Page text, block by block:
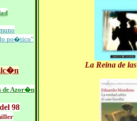
po�tico"
de Azor�n
98
La Reina de